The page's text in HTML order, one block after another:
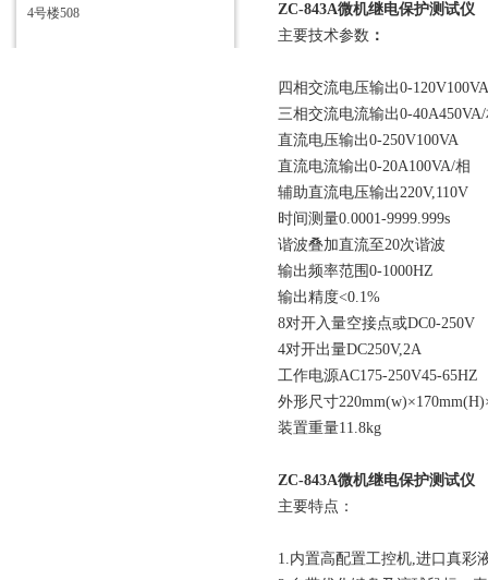
4号楼508
ZC-843A微机继电保护测试仪
主要技术参数 ：
四相交流电压输出0-
三相交流电流输出0-
直流电压输出0-250V100VA
直流电流输出0-20A100VA/相
辅助直流电压输出220V,110V
时间测量0.0001-9999.999s
谐波叠加直流至20次谐波
输出频率范围0-1000HZ
输出精度<0.1%
8对开入量空接点或DC0-250V
4对开出量DC250V,2A
工作电源AC175-250V45-65HZ
外形尺寸
装置重量11.8kg
ZC-843A微机继电保护测试仪
主要特点：
1.内置高配置工控机,进口真彩